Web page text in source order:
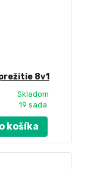
8v1
Skladom
19 sada
košíka